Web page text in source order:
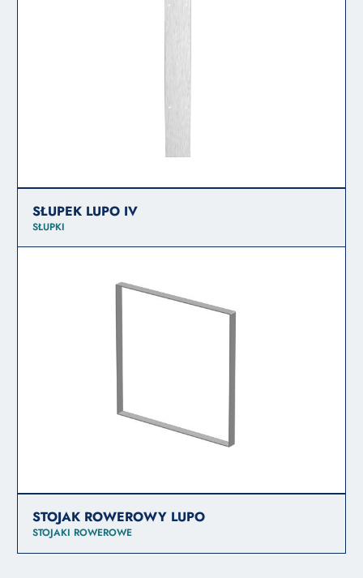
SŁUPEK LUPO IV
SŁUPKI
STOJAK ROWEROWY LUPO
STOJAKI ROWEROWE